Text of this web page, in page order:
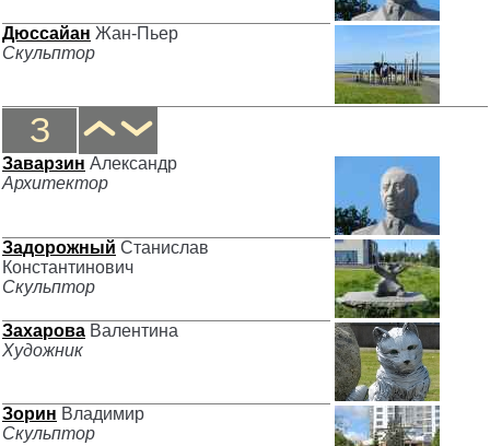
Дюссайан Жан-Пьер
Скульптор
З
Заварзин Александр
Архитектор
Задорожный Станислав
Константинович
Скульптор
Захарова Валентина
Художник
Зорин Владимир
Скульптор